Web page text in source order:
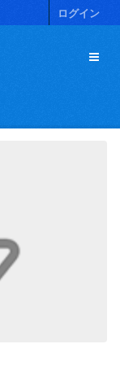
ログイン